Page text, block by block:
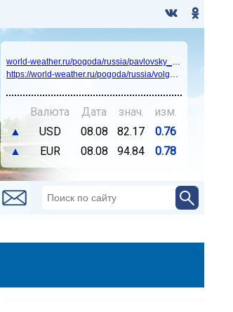
world-weather.ru/pogoda/russia/pavlovsky_posad/14days/
https://world-weather.ru/pogoda/russia/volgograd/
Валюта Дата знач.
изм.
▲
USD 08.08 82.17
0.76
▲
EUR 08.08 94.84 0.78